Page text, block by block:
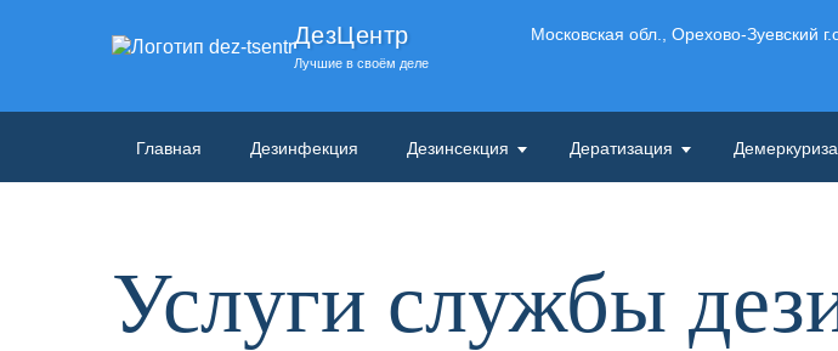
ДезЦентр
Лучшие в своём деле
Московская обл., Орехово-Зуевский
Главная Дезинфекция Дезинсекция Дератизация
Услуги службы